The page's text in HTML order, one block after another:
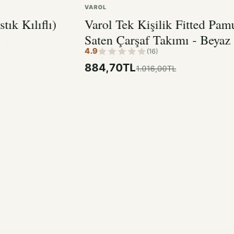
Kılıflı)
VAROL
Varol Tek Kişilik Fitted
Saten Çarşaf Takımı - Beyaz
4.9 (16)
884,70TL1.016,00TL